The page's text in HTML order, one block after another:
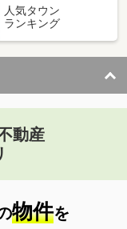
人気タウン
ランキング
動産
物件を